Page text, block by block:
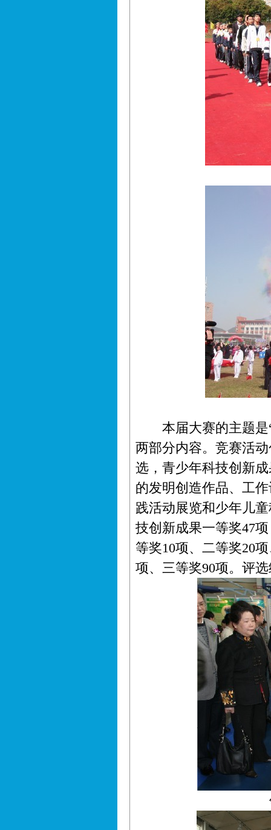
本届大赛的主题是“
两部分内容。竞赛活
选，青少年科技创新
的发明创造作品、工
践活动展览和少年儿
技创新成果一等奖47
等奖10项、二等奖20
项、三等奖90项。评